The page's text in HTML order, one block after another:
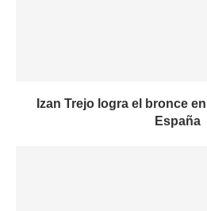
Izan Trejo logra el bronce
España